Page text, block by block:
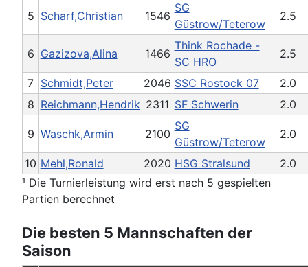
5 Scharf,Christian 1546
SG
Güstrow/Teterow
2.5
6 Gazizova,Alina 1466
Think Rochade -
SC HRO
2.5
7 Schmidt,Peter 2046 SSC Rostock 07
2.0
8 Reichmann,Hendrik 2311 SF Schwerin 2.0
9 Waschk,Armin 2100
SG
Güstrow/Teterow
2.0
10 Mehl,Ronald 2020 HSG Stralsund
2.0
¹ Die Turnierleistung wird erst nach 5 gespielten
Partien berechnet
Die besten 5 Mannschaften der
Saison